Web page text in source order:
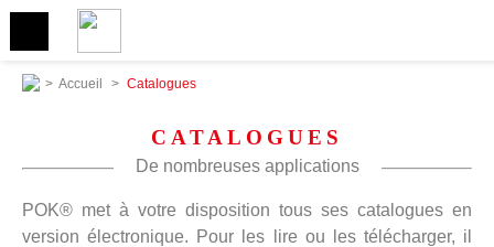
> Accueil > Catalogues
CATALOGUES
De nombreuses applications
POK® met à votre disposition tous ses catalogues en
version électronique. Pour les lire ou les télécharger, il